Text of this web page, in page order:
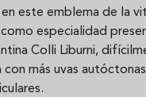
este emblema de la
especialidad
Colli Liburni,
con más uvas